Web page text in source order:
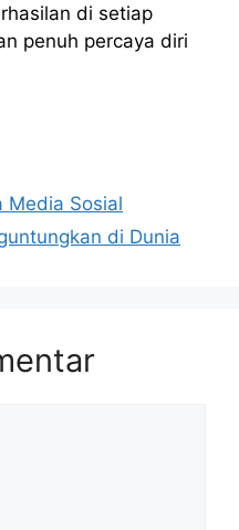
di setiap
penuh percaya diri
Media Sosial
di Dunia